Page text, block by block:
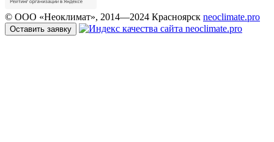
© ООО «Неоклимат», 2014—2024 Красноярск neoclimate.pro
Оставить заявку